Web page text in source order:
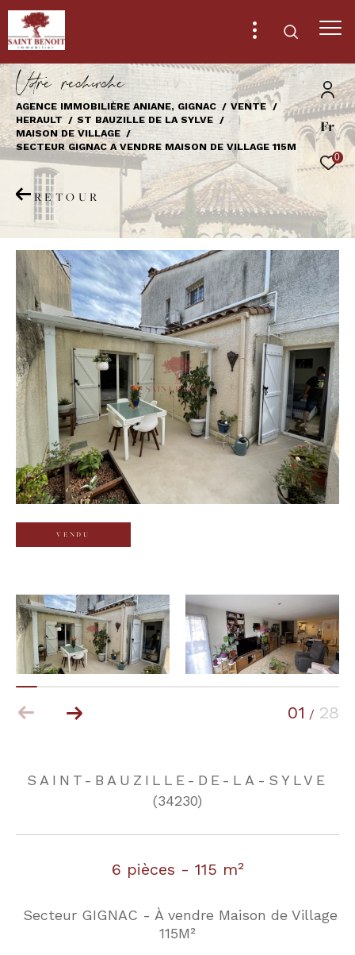
Fr
0
Vore recece
AGENCE IMMOBILIÈRE ANIANE, GIGNAC
VENTE
HERAULT
ST BAUZILLE DE LA SYLVE
MAISON DE VILLAGE
SECTEUR GIGNAC A VENDRE MAISON DE VILLAGE 115M
RETOUR
VENDU
01 / 28
SAINT-BAUZILLE-DE-LA-SYLVE
(34230)
6 pièces - 115 m²
Secteur GIGNAC - À vendre Maison de Village
115M²
Effectuer une recherche
et trouver le bien qui correspond à vos
critères
Type
Vente
Type
de
bien
Type de bien
Ville
Budget
Budget
Surface
Surface
Pièces
Référence
AFFINER LES CRITÈRES
TERRASSE PARKING PISCINE
RECHERCHER